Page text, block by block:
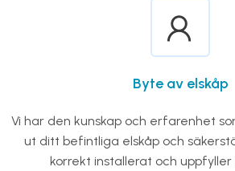
Byte av elskåp
Vi har den kunskap och erfarenhet
ut ditt befintliga elskåp och
korrekt installerat och